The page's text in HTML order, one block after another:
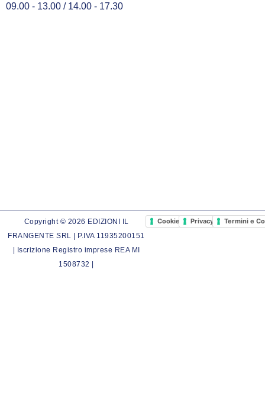
09.00 - 13.00 / 14.00 - 17.30
Copyright © 2026 EDIZIONI IL
FRANGENTE SRL | P.IVA 11935200151
| Iscrizione Registro imprese REA MI
1508732 |
Cookie PolicyPrivacy PolicyTermini e